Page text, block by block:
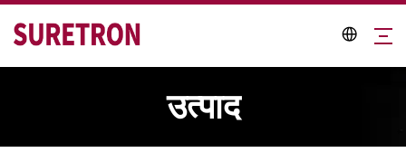
उत्पाद